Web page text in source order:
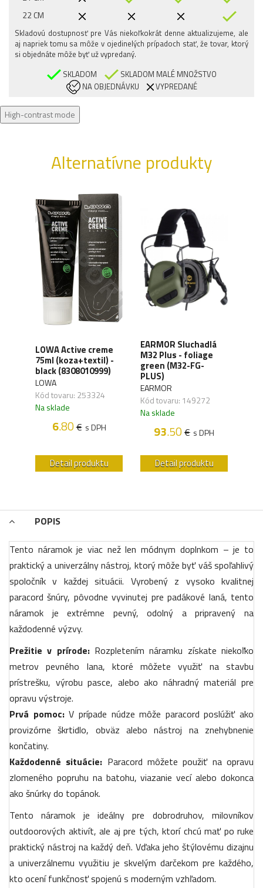
22 CM
Skladovú dostupnosť pre Vás niekoľkokrát denne aktualizujeme, ale
aj napriek tomu sa môže v ojedinelých prípadoch stať, že tovar, ktorý
si objednáte môže byť už vypredaný.
SKLADOM
SKLADOM MALÉ MNOŽSTVO
NA OBJEDNÁVKU
VYPREDANÉ
High-contrast mode
Alternatívne produkty
LOWA Active creme
75ml (koza+textil) -
black (8308010999)
LOWA
Kód tovaru: 253324
Na sklade
6.80€ s DPH
Detail produktu
EARMOR Sluchadlá
M32 Plus - foliage
green (M32-FG-
PLUS)
EARMOR
Kód tovaru: 149272
Na sklade
93.50€ s DPH
Detail produktu
POPIS
Tento náramok je viac než len módnym doplnkom – je to
praktický a univerzálny nástroj, ktorý môže byť váš spoľahlivý
spoločník v každej situácii. Vyrobený z vysoko kvalitnej
paracord šnúry, pôvodne vyvinutej pre padákové laná, tento
náramok je extrémne pevný, odolný a pripravený na
každodenné výzvy.
Prežitie v prírode: Rozpletením náramku získate niekoľko
metrov pevného lana, ktoré môžete využiť na stavbu
prístrešku, výrobu pasce, alebo ako náhradný materiál pre
opravu výstroje.
Prvá pomoc:V prípade núdze môže paracord poslúžiť ako
provizórne škrtidlo, obväz alebo nástroj na znehybnenie
končatiny.
Každodenné situácie: Paracord môžete použiť na opravu
zlomeného popruhu na batohu, viazanie vecí alebo dokonca
ako šnúrky do topánok.
Tento náramok je ideálny pre dobrodruhov, milovníkov
outdoorových aktivít, ale aj pre tých, ktorí chcú mať po ruke
praktický nástroj na každý deň. Vďaka jeho štýlovému dizajnu
a univerzálnemu využitiu je skvelým darčekom pre každého,
kto ocení funkčnosť spojenú s moderným vzhľadom.